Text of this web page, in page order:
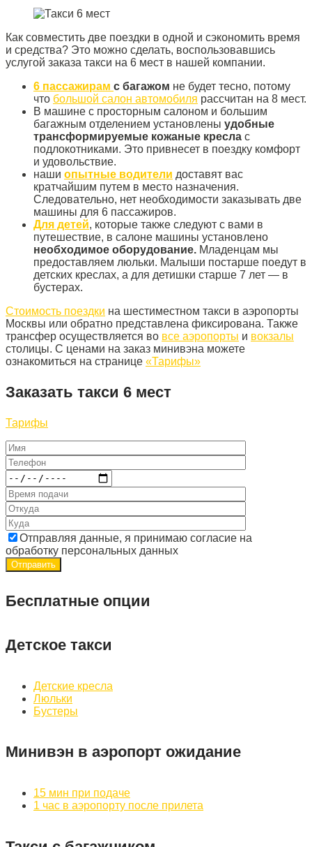
Как совместить две поездки в одной и сэкономить время
и средства? Это можно сделать, воспользовавшись
услугой заказа такси на 6 мест в нашей компании.
6 пассажирам с багажом не будет тесно, потому
что большой салон автомобиля рассчитан на 8 мест.
В машине с просторным салоном и большим
багажным отделением установлены удобные
трансформируемые кожаные кресла с
подлокотниками. Это привнесет в поездку комфорт
и удовольствие.
наши опытные водители доставят вас
кратчайшим путем в место назначения.
Следовательно, нет необходимости заказывать две
машины для 6 пассажиров.
Для детей, которые также следуют с вами в
путешествие, в салоне машины установлено
необходимое оборудование. Младенцам мы
предоставляем люльки. Малыши постарше поедут в
детских креслах, а для детишки старше 7 лет — в
бустерах.
Стоимость поездки на шестиместном такси в аэропорты
Москвы или обратно представлена фиксирована. Также
трансфер осуществляется во все аэропорты и вокзалы
столицы. С ценами на заказ минивэна можете
ознакомиться на странице «Тарифы»
Заказать такси 6 мест
Тарифы
Отправляя данные, я принимаю согласие на
обработку персональных данных
Бесплатные опции
Детское такси
Детские кресла
Люльки
Бустеры
Минивэн в аэропорт ожидание
15 мин при подаче
1 час в аэропорту после прилета